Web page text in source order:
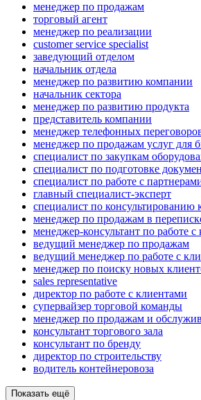
менеджер по продажам
торговый агент
менеджер по реализации
customer service specialist
заведующий отделом
начальник отдела
менеджер по развитию компании
начальник сектора
менеджер по развитию продукта
представитель компании
менеджер телефонных
менеджер по продажам услуг для
специалист по закупкам
специалист по подготовке
специалист по работе с
главный специалист-эксперт
специалист по консультированию
менеджер по продажам в
менеджер-консультант по работе с
ведущий менеджер по продажам
ведущий менеджер по работе с
менеджер по поиску новых
sales representative
директор по работе с клиентами
супервайзер торговой команды
менеджер по продажам и
консультант торгового зала
консультант по бренду
директор по строительству
водитель контейнеровоза
Показать ещё